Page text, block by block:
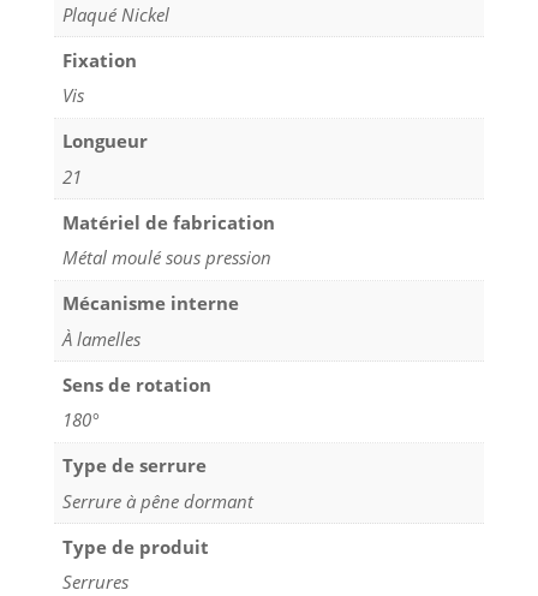
Plaqué Nickel
Fixation
Vis
Longueur
21
Matériel de fabrication
Métal moulé sous pression
Mécanisme interne
À lamelles
Sens de rotation
180°
Type de serrure
Serrure à pêne dormant
Type de produit
Serrures